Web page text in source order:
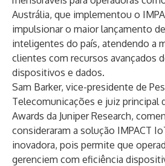
Austrália, que implementou o
impulsionar o maior lançamento
inteligentes do país, atendendo a
clientes com recursos avançados
dispositivos e dados.
Sam Barker, vice-presidente de
Telecomunicações e juiz principal
Awards da Juniper Research,
consideraram a solução IMPACT
inovadora, pois permite que
gerenciem com eficiência